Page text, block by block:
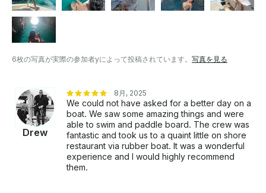
6枚の写真が実際の参加者yによって投稿されています。 写真を見る
Drew
8月, 2025
We could not have asked for a better day on a
boat. We saw some amazing things and were
able to swim and paddle board. The crew was
fantastic and took us to a quaint little on shore
restaurant via rubber boat. It was a wonderful
experience and I would highly recommend
them.